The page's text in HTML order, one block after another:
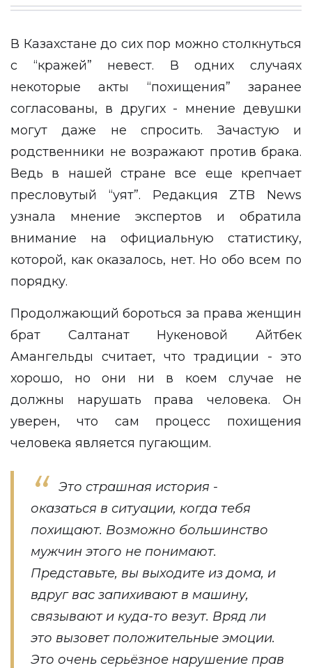
В Казахстане до сих пор можно столкнуться
с “кражей” невест. В одних случаях
некоторые акты “похищения” заранее
согласованы, в других - мнение девушки
могут даже не спросить. Зачастую и
родственники не возражают против брака.
Ведь в нашей стране все еще крепчает
пресловутый “уят”. Редакция ZTB News
узнала мнение экспертов и обратила
внимание на официальную статистику,
которой, как оказалось, нет. Но обо всем по
порядку.
Продолжающий бороться за права женщин
брат Салтанат Нукеновой Айтбек
Амангельды считает, что традиции - это
хорошо, но они ни в коем случае не
должны нарушать права человека. Он
уверен, что сам процесс похищения
человека является пугающим.
Это страшная история -
оказаться в ситуации, когда тебя
похищают. Возможно большинство
мужчин этого не понимают.
Представьте, вы выходите из дома, и
вдруг вас запихивают в машину,
связывают и куда-то везут. Вряд ли
это вызовет положительные эмоции.
Это очень серьёзное нарушение прав